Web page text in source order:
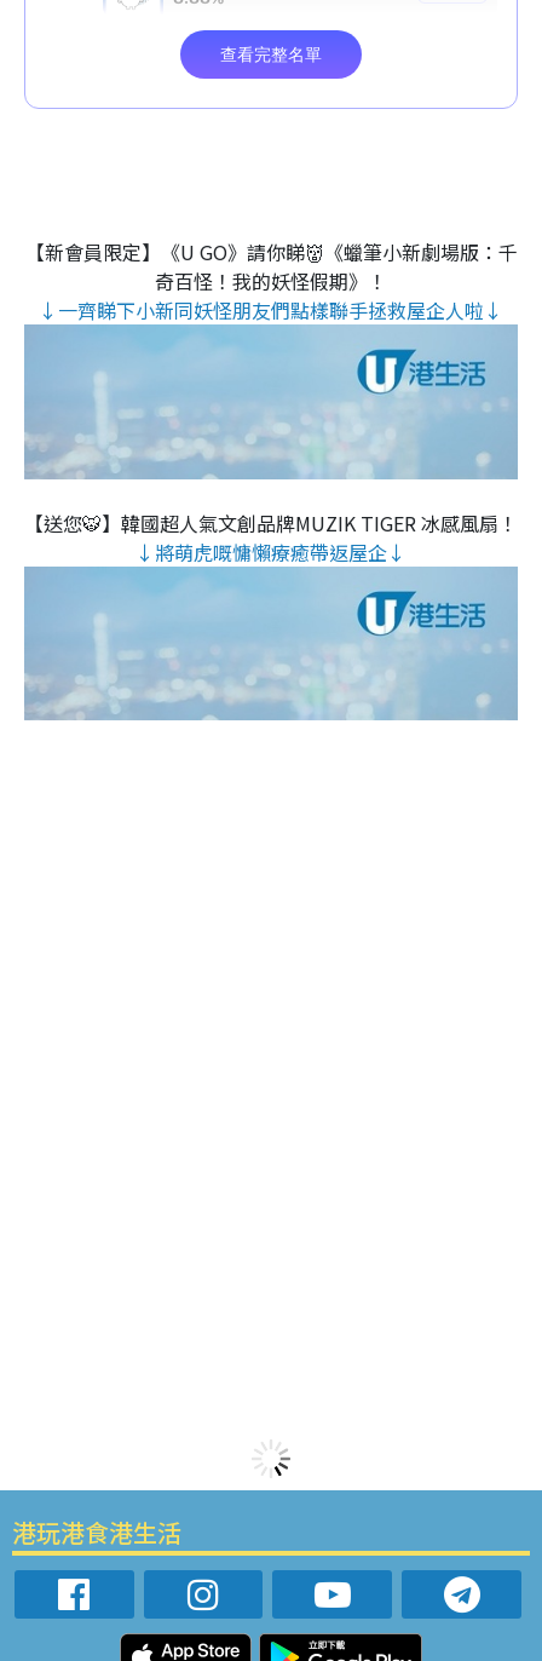
【新會員限定】《U GO》請你睇👹《蠟筆小新劇場版：千
奇百怪！我的妖怪假期》！
↓一齊睇下小新同妖怪朋友們點樣聯手拯救屋企人啦↓
【送您🐯】韓國超人氣文創品牌MUZIK TIGER 冰感風扇！
↓將萌虎嘅慵懶療癒帶返屋企↓
港玩港食港生活